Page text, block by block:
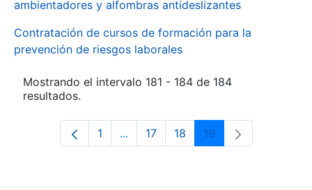
ambientadores y alfombras antideslizantes
Contratación de cursos de formación para la
prevención de riesgos laborales
Mostrando el intervalo 181 - 184 de 184
resultados.
Página
1 ...Páginas intermedias Use TAB para
Página
17 Página
18 Página
19